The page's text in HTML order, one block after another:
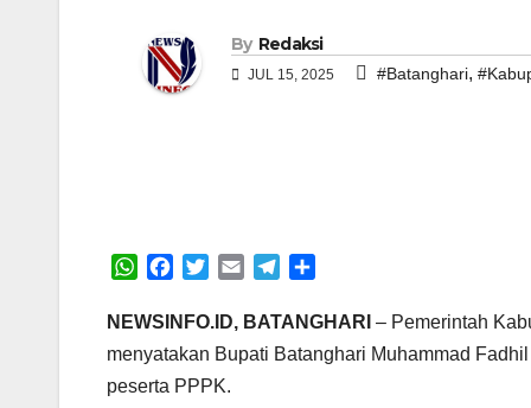
By Redaksi
JUL 15, 2025 #Batanghari,
W
a
s
A
c
e
o
i
e
a
l
e
a
NEWSINFO.ID, BATANGHARI – Pemerintah
menyatakan Bupati Batanghari Muhammad
peserta PPPK.